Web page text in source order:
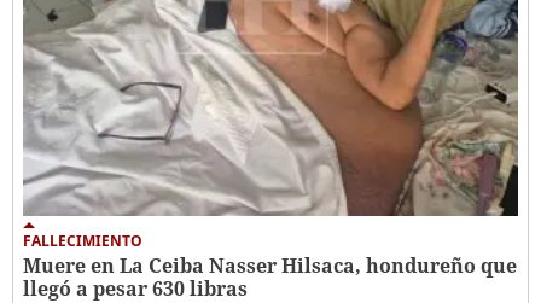
FALLECIMIENTO
Muere en La Ceiba Nasser Hilsaca, hondureño que
llegó a pesar 630 libras